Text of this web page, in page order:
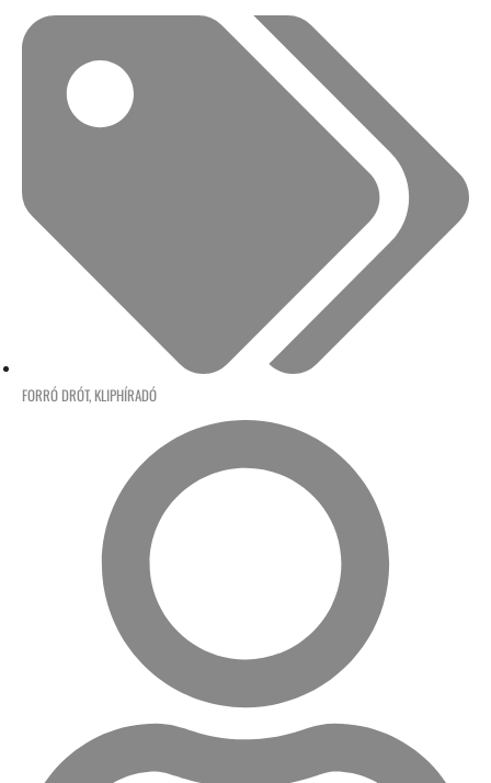
FORRÓ DRÓT, KLIPHÍRADÓ